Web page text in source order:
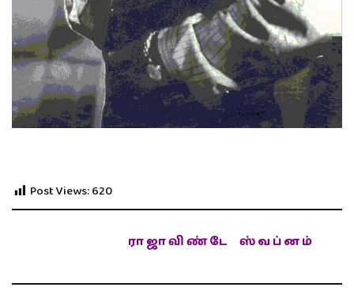
Post Views:620
ரா ஜா வி ண் டே ஸ் வ ப் ன ம்